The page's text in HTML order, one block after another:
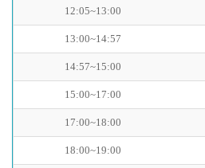
12:05~13:00
13:00~14:57
14:57~15:00
15:00~17:00
17:00~18:00
18:00~19:00